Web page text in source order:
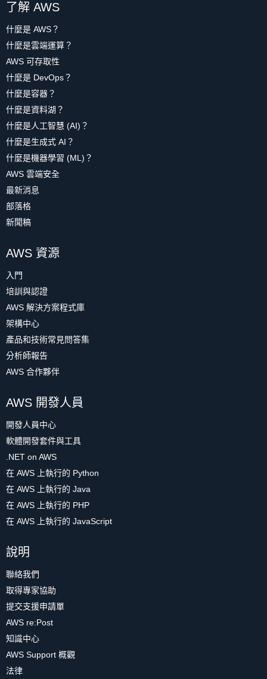
了解 AWS
什麼是 AWS？
什麼是雲端運算？
AWS 可存取性
什麼是 DevOps？
什麼是容器？
什麼是資料湖？
什麼是人工智慧 (AI)？
什麼是生成式 AI？
什麼是機器學習 (ML)？
AWS 雲端安全
最新消息
部落格
新聞稿
AWS 資源
入門
培訓與認證
AWS 解決方案程式庫
架構中心
產品和技術常見問答集
分析師報告
AWS 合作夥伴
AWS 開發人員
開發人員中心
軟體開發套件與工具
.NET on AWS
在 AWS 上執行的 Python
在 AWS 上執行的 Java
在 AWS 上執行的 PHP
在 AWS 上執行的 JavaScript
說明
聯絡我們
取得專家協助
提交支援申請單
AWS re:Post
知識中心
AWS Support 概觀
法律